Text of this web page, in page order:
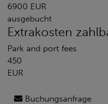
6900 EUR
ausgebucht
Extrakosten
Park and port fees
450
EUR
Buchungsanfrage